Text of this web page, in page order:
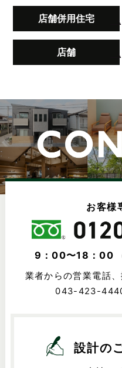
店舗併用住宅
店舗
お客様
9：00〜18：00
業者からの営業電話
043-423-
設計の